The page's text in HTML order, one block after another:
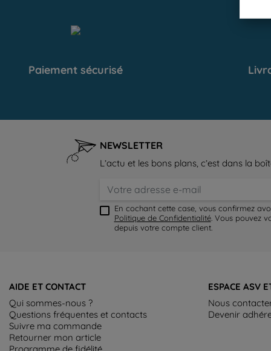
Paiement sécurisé
NEWSLETTER
L’actu et les bons plans, c’est dans la
En cochant cette case, vous confirmez
Politique de Confidentialité. Vous pouvez
depuis votre compte client.
AIDE ET CONTACT
Qui sommes-nous ?
Questions fréquentes et contacts
Suivre ma commande
Retourner mon article
ESPACE ASV
Nous
Devenir